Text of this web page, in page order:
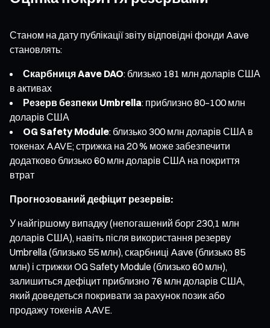
Станом на дату публікації звіту відповідні фонди Aave
становлять:
Скарбниця Aave DAO: близько 181 млн доларів США
в активах
Резерв безпеки Umbrella: приблизно 80–100 млн
доларів США
OG Safety Module: близько 300 млн доларів США в
токенах AAVE; стрижка на 20 % може забезпечити
додатково близько 60 млн доларів США на покриття
втрат
Прогнозований дефіцит резервів:
У найгіршому випадку (непогашений борг 230,1 млн
доларів США), навіть після використання резерву
Umbrella (близько 55 млн), скарбниці Aave (близько 85
млн) і стрижки OG Safety Module (близько 60 млн),
залишиться дефіцит приблизно 76 млн доларів США,
який доведеться покривати за рахунок позик або
продажу токенів AAVE.